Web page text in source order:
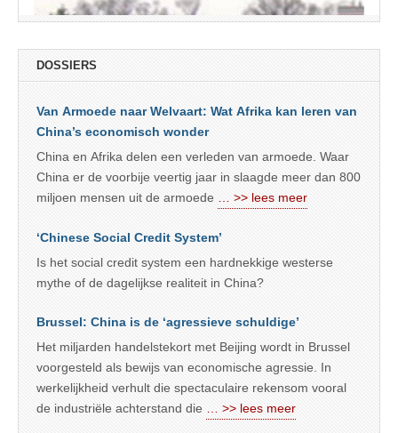
DOSSIERS
Van Armoede naar Welvaart: Wat Afrika kan leren van
China’s economisch wonder
China en Afrika delen een verleden van armoede. Waar
China er de voorbije veertig jaar in slaagde meer dan 800
miljoen mensen uit de armoede
… >> lees meer
‘Chinese Social Credit System’
Is het social credit system een hardnekkige westerse
mythe of de dagelijkse realiteit in China?
Brussel: China is de ‘agressieve schuldige’
Het miljarden handelstekort met Beijing wordt in Brussel
voorgesteld als bewijs van economische agressie. In
werkelijkheid verhult die spectaculaire rekensom vooral
de industriële achterstand die
… >> lees meer